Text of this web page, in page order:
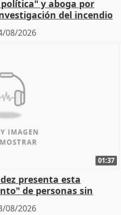
y aboga por
del incendio
08/2026
01:37
presenta esta
de personas sin
08/2026